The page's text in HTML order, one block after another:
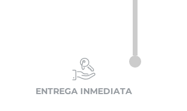
ENTREGA INMEDIATA